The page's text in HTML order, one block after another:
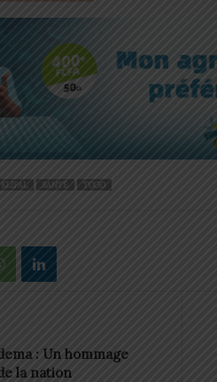
KLIPAL SANTÉ TOGO
: Un hommage
la nation